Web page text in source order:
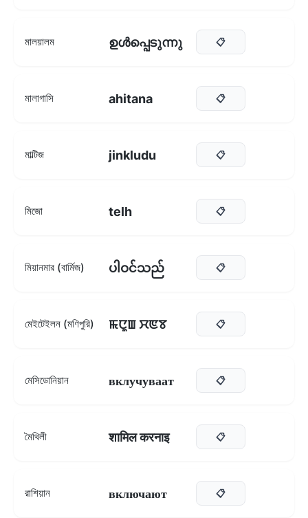
মালয়ালম ഉൾപ്പെടുന്നു 📋
মালাগাসি ahitana 📋
মাল্টিজ jinkludu 📋
মিজো telh 📋
মিয়ানমার (বার্মিজ) ပါဝင်သည် 📋
মেইটেইলন (মণিপুরি) ꯃꯅꯨꯡ ꯆꯟꯕ 📋
মেসিডোনিয়ান вклучуваат 📋
মৈথিলী शामिल करनाइ 📋
রাশিয়ান включают 📋